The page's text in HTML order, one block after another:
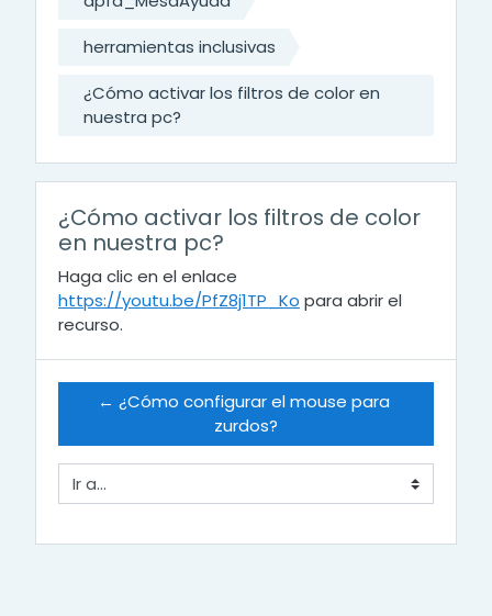
herramientas inclusivas
¿Cómo activar los filtros de color en
nuestra pc?
¿Cómo activar los filtros de color
en nuestra pc?
Haga clic en el enlace
https://youtu.be/PfZ8j1TP_Ko para abrir el
recurso.
← ¿Cómo configurar el mouse para
zurdos?
Ir a...